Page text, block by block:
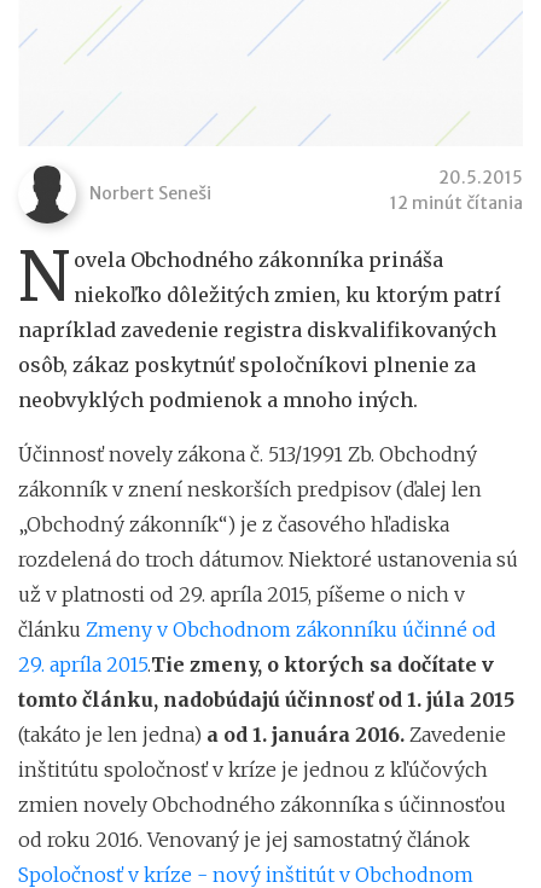
Norbert Seneši
20.5.2015
12 minút čítania
N ovela Obchodného zákonníka prináša
niekoľko dôležitých zmien, ku ktorým patrí
napríklad zavedenie registra diskvalifikovaných
osôb, zákaz poskytnúť spoločníkovi plnenie za
neobvyklých podmienok a mnoho iných.
Účinnosť novely zákona č. 513/1991 Zb. Obchodný
zákonník v znení neskorších predpisov (ďalej len
„Obchodný zákonník“) je z časového hľadiska
rozdelená do troch dátumov. Niektoré ustanovenia sú
už v platnosti od 29. apríla 2015, píšeme o nich v
článku Zmeny v Obchodnom zákonníku účinné od
29. apríla 2015.Tie zmeny, o ktorých sa dočítate v
tomto článku, nadobúdajú účinnosť od 1. júla 2015
(takáto je len jedna) a od 1. januára 2016. Zavedenie
inštitútu spoločnosť v kríze je jednou z kľúčových
zmien novely Obchodného zákonníka s účinnosťou
od roku 2016. Venovaný je jej samostatný článok
Spoločnosť v kríze - nový inštitút v Obchodnom